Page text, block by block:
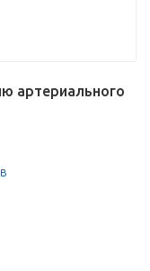
артериального